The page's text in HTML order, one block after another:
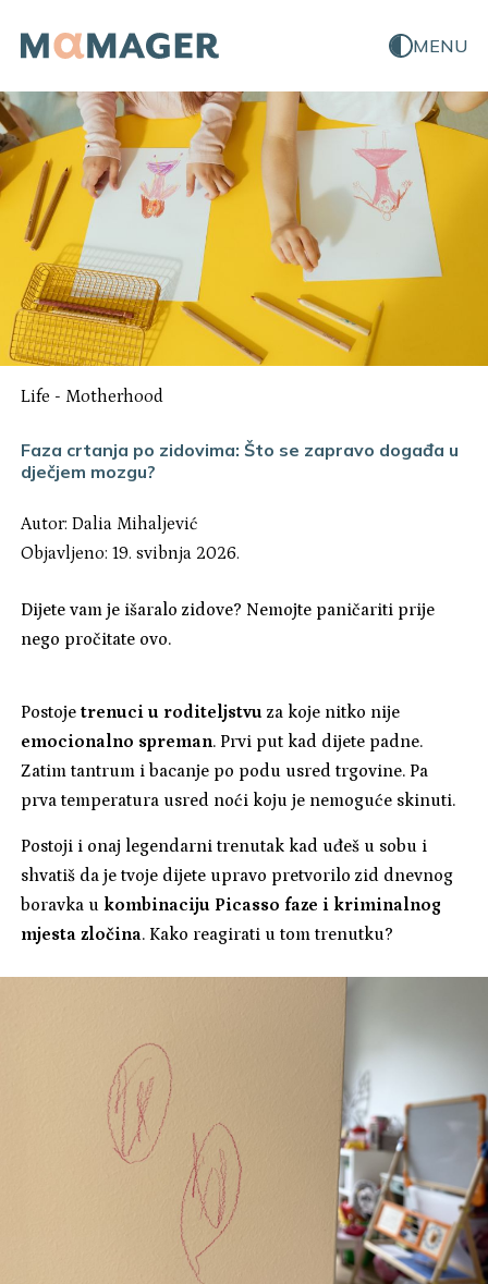
MENU
Life - Motherhood
Faza crtanja po zidovima: Što se zapravo događa u
dječjem mozgu?
Autor:Dalia Mihaljević
Objavljeno: 19. svibnja 2026.
Dijete vam je išaralo zidove? Nemojte paničariti prije
nego pročitate ovo.
Postojetrenuci u roditeljstvuza koje nitko nije
emocionalno spreman. Prvi put kad dijete padne.
Zatim tantrum i bacanje po podu usred trgovine. Pa
prva temperatura usred noći koju je nemoguće skinuti.
Postoji i onaj legendarni trenutak kad uđeš u sobu i
shvatiš da je tvoje dijete upravo pretvorilo zid dnevnog
boravka u kombinaciju Picasso faze i kriminalnog
mjesta zločina. Kako reagirati u tom trenutku?